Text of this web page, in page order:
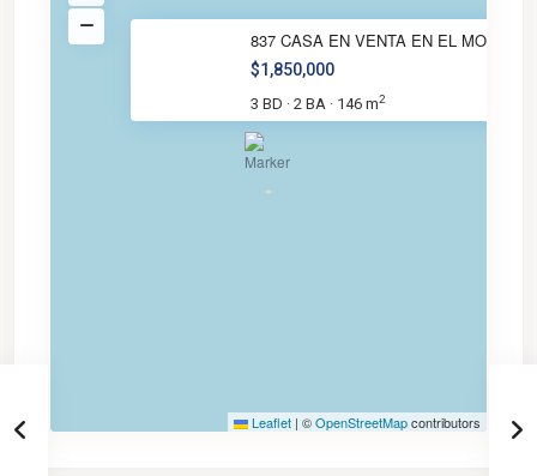
837 CASA EN VENTA EN EL MORELO
$1,850,000
3 BD · 2 BA · 146 m2
Leaflet | ©OpenStreetMapcontributors